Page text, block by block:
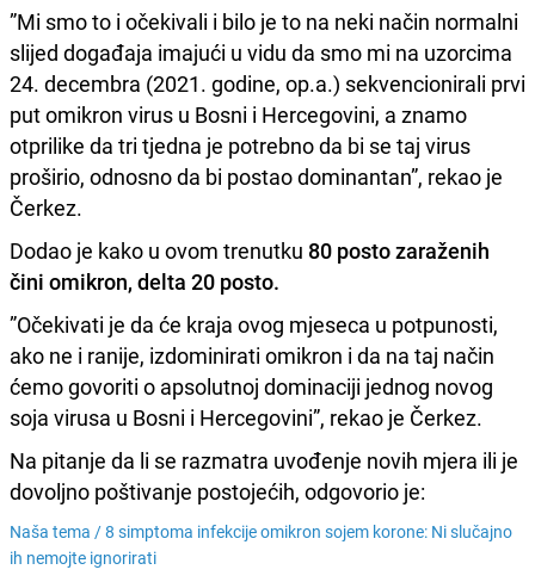
”Mi smo to i očekivali i bilo je to na neki način normalni
slijed događaja imajući u vidu da smo mi na uzorcima
24. decembra (2021. godine, op.a.) sekvencionirali prvi
put omikron virus u Bosni i Hercegovini, a znamo
otprilike da tri tjedna je potrebno da bi se taj virus
proširio, odnosno da bi postao dominantan”, rekao je
Čerkez.
Dodao je kako u ovom trenutku 80 posto zaraženih
čini omikron, delta 20 posto.
”Očekivati je da će kraja ovog mjeseca u potpunosti,
ako ne i ranije, izdominirati omikron i da na taj način
ćemo govoriti o apsolutnoj dominaciji jednog novog
soja virusa u Bosni i Hercegovini”, rekao je Čerkez.
Na pitanje da li se razmatra uvođenje novih mjera ili je
dovoljno poštivanje postojećih, odgovorio je:
Naša tema /8 simptoma infekcije omikron sojem korone: Ni slučajno
ih nemojte ignorirati